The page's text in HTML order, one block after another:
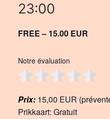
23:00
FREE – 15.00 EUR
Notre évaluation
Prix: 15,00 EUR
Prikkaart: Gratuit